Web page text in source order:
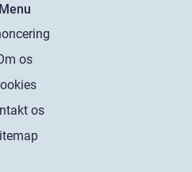
Menu
os
os